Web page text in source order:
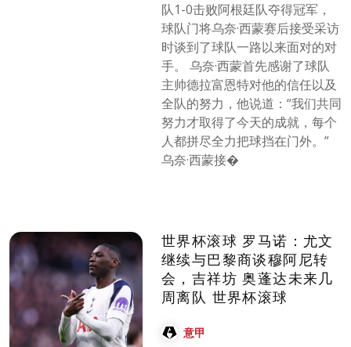
队1-0击败阿根廷队夺得冠军，
球队门将乌奈·西蒙赛后接受采访
时谈到了球队一路以来面对的对
手。 乌奈·西蒙首先感谢了球队
主帅德拉富恩特对他的信任以及
全队的努力，他说道：“我们共同
努力才取得了今天的成就，每个
人都拼尽全力把球挡在门外。”
乌奈·西蒙接�
世界杯滚球 罗马诺：尤文
继续与巴黎商谈穆阿尼转
会，吉祥坊 奥蓬达未来几
周离队 世界杯滚球
意甲